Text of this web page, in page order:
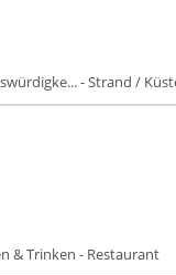
- Strand /
& Trinken - Restaurant